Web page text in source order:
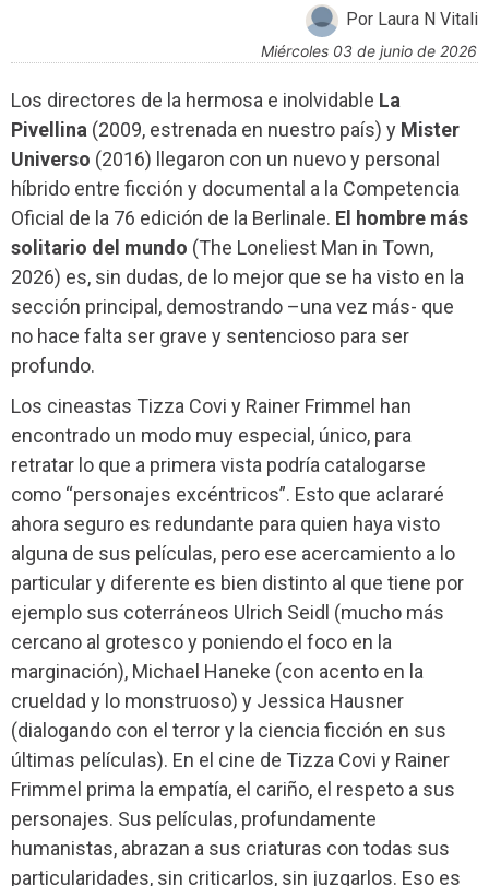
Por Laura N Vitali
miércoles 03 de junio de 2026
Los directores de la hermosa e inolvidable La
Pivellina (2009, estrenada en nuestro país) y Mister
Universo (2016) llegaron con un nuevo y personal
híbrido entre ficción y documental a la Competencia
Oficial de la 76 edición de la Berlinale. El hombre más
solitario del mundo (The Loneliest Man in Town,
2026) es, sin dudas, de lo mejor que se ha visto en la
sección principal, demostrando –una vez más- que
no hace falta ser grave y sentencioso para ser
profundo.
Los cineastas Tizza Covi y Rainer Frimmel han
encontrado un modo muy especial, único, para
retratar lo que a primera vista podría catalogarse
como “personajes excéntricos”. Esto que aclararé
ahora seguro es redundante para quien haya visto
alguna de sus películas, pero ese acercamiento a lo
particular y diferente es bien distinto al que tiene por
ejemplo sus coterráneos Ulrich Seidl (mucho más
cercano al grotesco y poniendo el foco en la
marginación), Michael Haneke (con acento en la
crueldad y lo monstruoso) y Jessica Hausner
(dialogando con el terror y la ciencia ficción en sus
últimas películas). En el cine de Tizza Covi y Rainer
Frimmel prima la empatía, el cariño, el respeto a sus
personajes. Sus películas, profundamente
humanistas, abrazan a sus criaturas con todas sus
particularidades, sin criticarlos, sin juzgarlos. Eso es